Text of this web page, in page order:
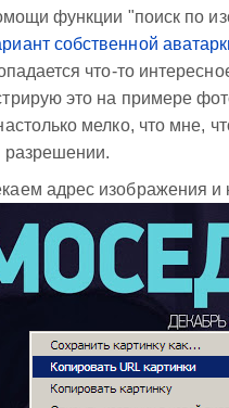
функции "поиск по
собственной
что-то
это на примере
мелко, что мне,
адрес изображения